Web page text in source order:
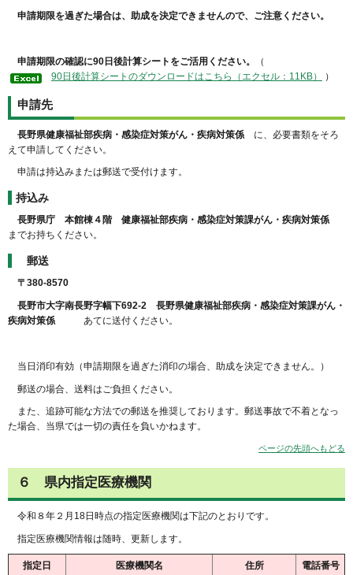
申請期限を過ぎた場合は、助成を決定できませんので、ご注意ください。
申請期限の確認に90日後計算シートをご活用ください。
（
90日後計算シートのダウンロードはこちら（エクセル：11KB）
）
申請先
長野県健康福祉部疾病・感染症対策がん・疾病対策係 に、必要書類をそろ
えて申請してください。
申請は持込みまたは郵送で受付けます。
持込み
長野県庁 本館棟４階 健康福祉部疾病・感染症対策課がん・疾病対策係
までお持ちください。
郵送
〒380-8570
長野市大字南長野字幅下692-2 長野県健康福祉部疾病・感染症対策課がん・
疾病対策係 あてに送付ください。
当日消印有効（申請期限を過ぎた消印の場合、助成を決定できません。）
郵送の場合、送料はご負担ください。
また、追跡可能な方法での郵送を推奨しております。郵送事故で不着となっ
た場合、当県では一切の責任を負いかねます。
ページの先頭へもどる
６ 県内指定医療機関
令和８年２月18日時点の指定医療機関は下記のとおりです。
指定医療機関情報は随時、更新します。
指定日 医療機関名 住所 電話番号